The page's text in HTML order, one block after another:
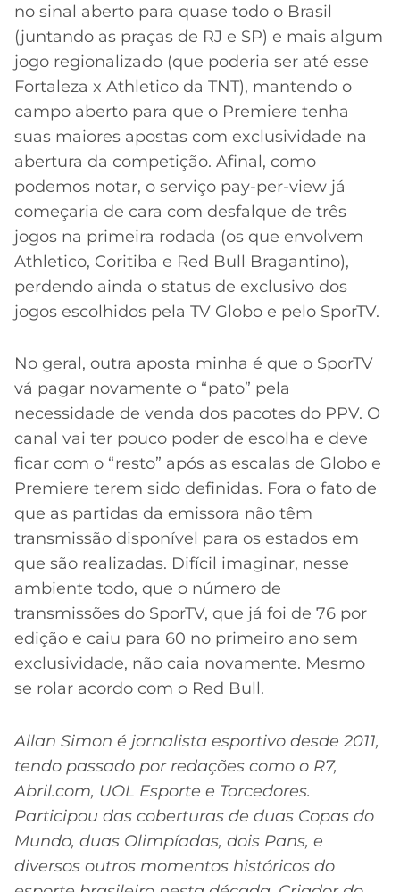
no sinal aberto para quase todo o Brasil
(juntando as praças de RJ e SP) e mais algum
jogo regionalizado (que poderia ser até esse
Fortaleza x Athletico da TNT), mantendo o
campo aberto para que o Premiere tenha
suas maiores apostas com exclusividade na
abertura da competição. Afinal, como
podemos notar, o serviço pay-per-view já
começaria de cara com desfalque de três
jogos na primeira rodada (os que envolvem
Athletico, Coritiba e Red Bull Bragantino),
perdendo ainda o status de exclusivo dos
jogos escolhidos pela TV Globo e pelo SporTV.
No geral, outra aposta minha é que o SporTV
vá pagar novamente o “pato” pela
necessidade de venda dos pacotes do PPV. O
canal vai ter pouco poder de escolha e deve
ficar com o “resto” após as escalas de Globo e
Premiere terem sido definidas. Fora o fato de
que as partidas da emissora não têm
transmissão disponível para os estados em
que são realizadas. Difícil imaginar, nesse
ambiente todo, que o número de
transmissões do SporTV, que já foi de 76 por
edição e caiu para 60 no primeiro ano sem
exclusividade, não caia novamente. Mesmo
se rolar acordo com o Red Bull.
Allan Simon é jornalista esportivo desde 2011,
tendo passado por redações como o R7,
Abril.com, UOL Esporte e Torcedores.
Participou das coberturas de duas Copas do
Mundo, duas Olimpíadas, dois Pans, e
diversos outros momentos históricos do